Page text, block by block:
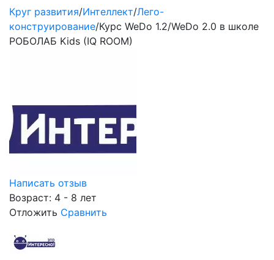
Круг развития/Интеллект/Лего-
конструирование/Курс WeDo 1.2/WeDo 2.0 в школе
РОБОЛАБ Kids (IQ ROOM)
Написать отзыв
Возраст: 4 - 8 лет
Отложить Сравнить